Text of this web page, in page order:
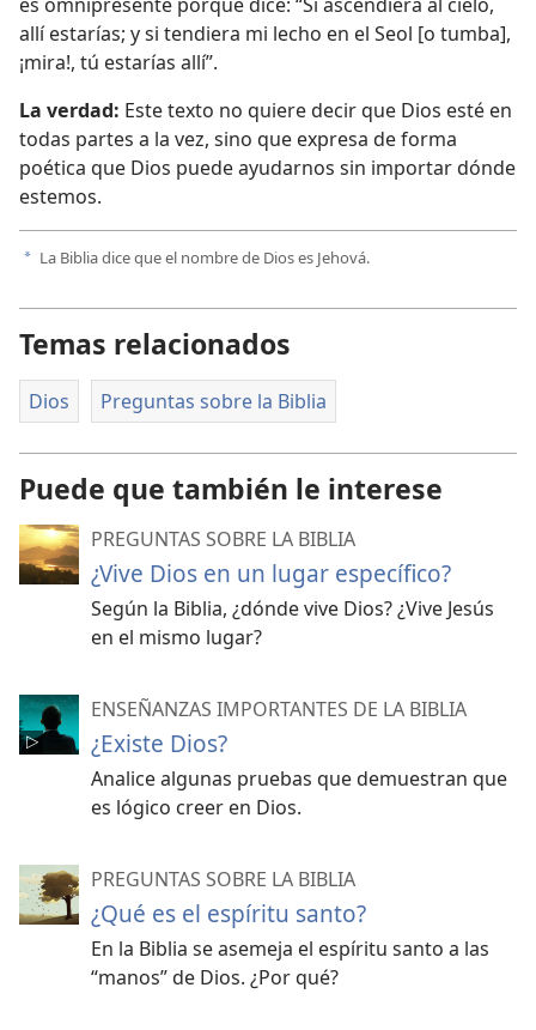
allí estarías; y si tendiera mi lecho en el Seol [o tumba],
¡mira!, tú estarías allí”.
La verdad: Este texto no quiere decir que Dios esté en
todas partes a la vez, sino que expresa de forma
poética que Dios puede ayudarnos sin importar dónde
estemos.
a La Biblia dice que el nombre de Dios es Jehová.
Temas relacionados
Dios Preguntas sobre la Biblia
Puede que también le interese
PREGUNTAS SOBRE LA BIBLIA
¿Vive Dios en un lugar específico?
Según la Biblia, ¿dónde vive Dios? ¿Vive Jesús
en el mismo lugar?
ENSEÑANZAS IMPORTANTES DE LA BIBLIA
¿Existe Dios?
Analice algunas pruebas que demuestran que
es lógico creer en Dios.
PREGUNTAS SOBRE LA BIBLIA
¿Qué es el espíritu santo?
En la Biblia se asemeja el espíritu santo a las
“manos” de Dios. ¿Por qué?